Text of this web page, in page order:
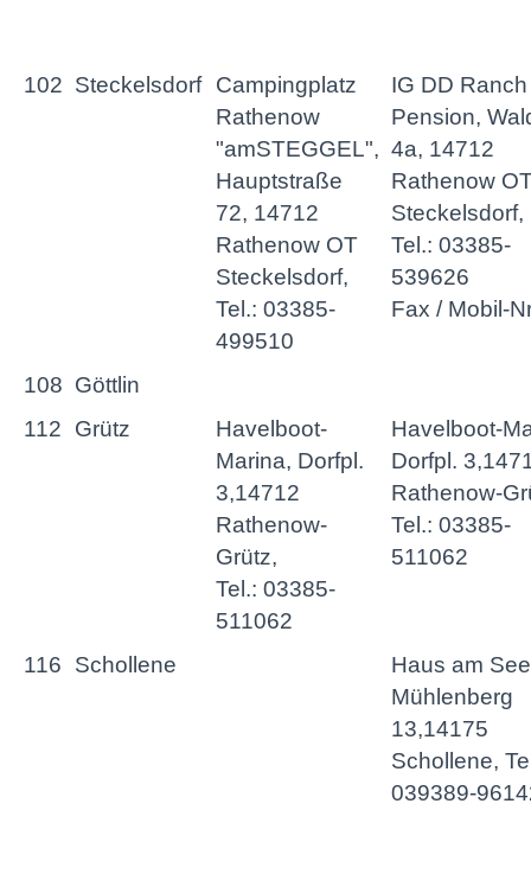
102 Steckelsdorf
Campingplatz
Rathenow
"amSTEGGEL",
Hauptstraße
72, 14712
Rathenow OT
Steckelsdorf,
Tel.: 03385-
499510
IG DD
Pension,
4a, 14712
Rathenow
Steckelsdorf,
Tel.: 03385-
539626
Fax / Mobil-
108 Göttlin
112
Grütz
Havelboot-
Marina, Dorfpl.
3,14712
Rathenow-
Grütz,
Tel.: 03385-
511062
Havelboot-
Dorfpl.
Rathenow-
Tel.: 03385-
511062
116 Schollene
Haus am
Mühlenberg
13,14175
Schollene,
039389-